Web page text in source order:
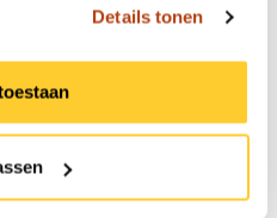
Details tonen
via Wakibi uit te lenen
jouw bestemming. Zo
dat het jou iets